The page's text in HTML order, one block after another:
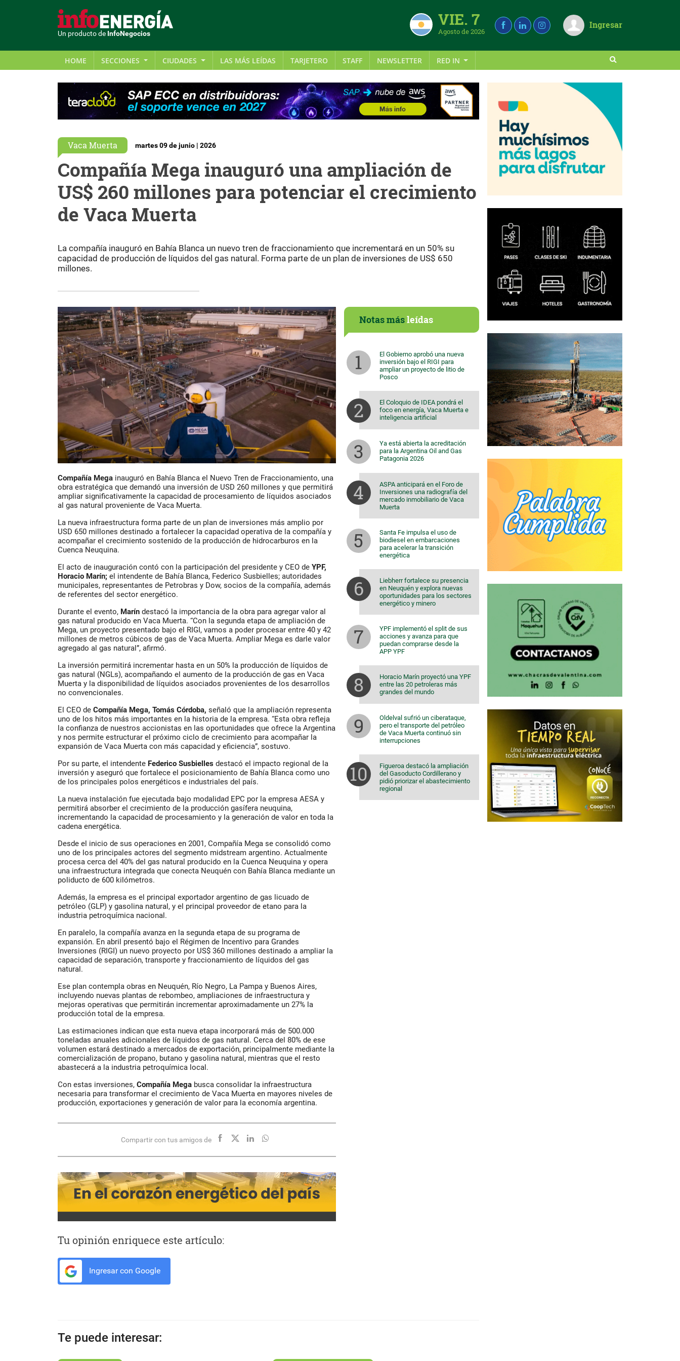
Un producto de InfoNegocios
VIE. 7
Agosto de 2026
Ingresar
HOME SECCIONES CIUDADES LAS MÁS LEÍDAS TARJETERO STAFF NEWSLETTER RED IN
Vaca Muerta martes 09 de junio | 2026
Compañía Mega inauguró una ampliación de
US$ 260 millones para potenciar el crecimiento
de Vaca Muerta
La compañía inauguró en Bahía Blanca un nuevo tren de fraccionamiento que incrementará en un 50% su
capacidad de producción de líquidos del gas natural. Forma parte de un plan de inversiones de US$ 650
millones.
Compañía Mega inauguró en Bahía Blanca el Nuevo Tren de Fraccionamiento, una
obra estratégica que demandó una inversión de USD 260 millones y que permitirá
ampliar significativamente la capacidad de procesamiento de líquidos asociados
al gas natural proveniente de Vaca Muerta.
La nueva infraestructura forma parte de un plan de inversiones más amplio por
USD 650 millones destinado a fortalecer la capacidad operativa de la compañía y
acompañar el crecimiento sostenido de la producción de hidrocarburos en la
Cuenca Neuquina.
El acto de inauguración contó con la participación del presidente y CEO de YPF,
Horacio Marín; el intendente de Bahía Blanca, Federico Susbielles; autoridades
municipales, representantes de Petrobras y Dow, socios de la compañía, además
de referentes del sector energético.
Durante el evento, Marín destacó la importancia de la obra para agregar valor al
gas natural producido en Vaca Muerta. “Con la segunda etapa de ampliación de
Mega, un proyecto presentado bajo el RIGI, vamos a poder procesar entre 40 y 42
millones de metros cúbicos de gas de Vaca Muerta. Ampliar Mega es darle valor
agregado al gas natural”, afirmó.
La inversión permitirá incrementar hasta en un 50% la producción de líquidos de
gas natural (NGLs), acompañando el aumento de la producción de gas en Vaca
Muerta y la disponibilidad de líquidos asociados provenientes de los desarrollos
no convencionales.
El CEO de Compañía Mega, Tomás Córdoba, señaló que la ampliación representa
uno de los hitos más importantes en la historia de la empresa. “Esta obra refleja
la confianza de nuestros accionistas en las oportunidades que ofrece la Argentina
y nos permite estructurar el próximo ciclo de crecimiento para acompañar la
expansión de Vaca Muerta con más capacidad y eficiencia”, sostuvo.
Por su parte, el intendente Federico Susbielles destacó el impacto regional de la
inversión y aseguró que fortalece el posicionamiento de Bahía Blanca como uno
de los principales polos energéticos e industriales del país.
La nueva instalación fue ejecutada bajo modalidad EPC por la empresa AESA y
permitirá absorber el crecimiento de la producción gasífera neuquina,
incrementando la capacidad de procesamiento y la generación de valor en toda la
cadena energética.
Desde el inicio de sus operaciones en 2001, Compañía Mega se consolidó como
uno de los principales actores del segmento midstream argentino. Actualmente
procesa cerca del 40% del gas natural producido en la Cuenca Neuquina y opera
una infraestructura integrada que conecta Neuquén con Bahía Blanca mediante un
poliducto de 600 kilómetros.
Además, la empresa es el principal exportador argentino de gas licuado de
petróleo (GLP) y gasolina natural, y el principal proveedor de etano para la
industria petroquímica nacional.
En paralelo, la compañía avanza en la segunda etapa de su programa de
expansión. En abril presentó bajo el Régimen de Incentivo para Grandes
Inversiones (RIGI) un nuevo proyecto por US$ 360 millones destinado a ampliar la
capacidad de separación, transporte y fraccionamiento de líquidos del gas
natural.
Ese plan contempla obras en Neuquén, Río Negro, La Pampa y Buenos Aires,
incluyendo nuevas plantas de rebombeo, ampliaciones de infraestructura y
mejoras operativas que permitirán incrementar aproximadamente un 27% la
producción total de la empresa.
Las estimaciones indican que esta nueva etapa incorporará más de 500.000
toneladas anuales adicionales de líquidos de gas natural. Cerca del 80% de ese
volumen estará destinado a mercados de exportación, principalmente mediante la
comercialización de propano, butano y gasolina natural, mientras que el resto
abastecerá a la industria petroquímica local.
Con estas inversiones, Compañía Mega busca consolidar la infraestructura
necesaria para transformar el crecimiento de Vaca Muerta en mayores niveles de
producción, exportaciones y generación de valor para la economía argentina.
Compartir con tus amigos de
Tu opinión enriquece este artículo:
Ingresar con Google
Notas másleídas
El Gobierno aprobó una nueva
inversión bajo el RIGI para
ampliar un proyecto de litio de
Posco
El Coloquio de IDEA pondrá el
foco en energía, Vaca Muerta e
inteligencia artificial
Ya está abierta la acreditación
para la Argentina Oil and Gas
Patagonia 2026
ASPA anticipará en el Foro de
Inversiones una radiografía del
mercado inmobiliario de Vaca
Muerta
Santa Fe impulsa el uso de
biodiesel en embarcaciones
para acelerar la transición
energética
Liebherr fortalece su presencia
en Neuquén y explora nuevas
oportunidades para los sectores
energético y minero
YPF implementó el split de sus
acciones y avanza para que
puedan comprarse desde la
APP YPF
Horacio Marín proyectó una YPF
entre las 20 petroleras más
grandes del mundo
Oldelval sufrió un ciberataque,
pero el transporte del petróleo
de Vaca Muerta continuó sin
interrupciones
Figueroa destacó la ampliación
del Gasoducto Cordillerano y
pidió priorizar el abastecimiento
regional
Te puede interesar: